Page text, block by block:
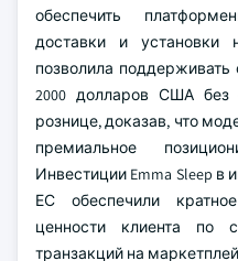
обеспечить
доставки и
позволила
2000 долларов США без
рознице, доказав, что
премиальное
Инвестиции Emma Sleep в
ЕС обеспечили
ценности клиента по
транзакций на